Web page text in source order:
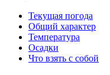
Текущая погода
Общий характер
Температура
Осадки
Что взять с собой